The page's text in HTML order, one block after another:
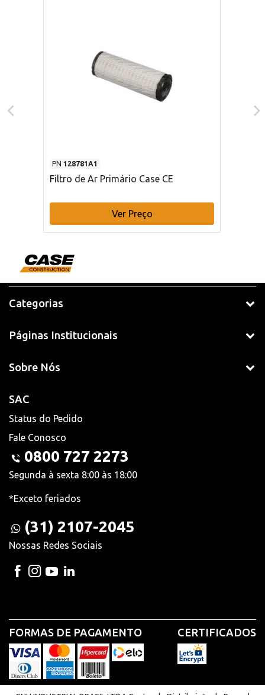
PN 128781A1
Filtro de Ar Primário Case CE
Ver Preço
Categorias
Páginas Institucionais
Sobre Nós
SAC
Status do Pedido
Fale Conosco
0800 727 2273
Segunda à sexta 8:00 às 18:00
*Exceto feriados
(31) 2107-2045
Nossas Redes Sociais
FORMAS DE PAGAMENTO CERTIFICADOS